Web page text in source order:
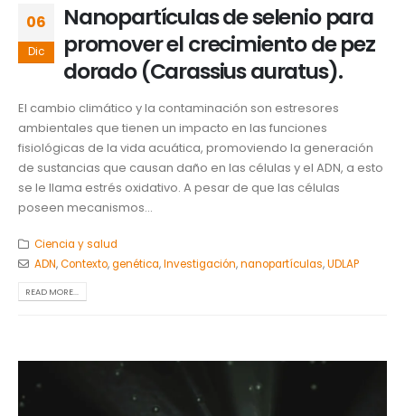
06
Dic
Nanopartículas de selenio para
promover el crecimiento de pez
dorado (Carassius auratus).
El cambio climático y la contaminación son estresores
ambientales que tienen un impacto en las funciones
fisiológicas de la vida acuática, promoviendo la generación
de sustancias que causan daño en las células y el ADN, a esto
se le llama estrés oxidativo. A pesar de que las células
poseen mecanismos...
Ciencia y salud
ADN,Contexto,genética,Investigación,nanopartículas,UDLAP
READ MORE...